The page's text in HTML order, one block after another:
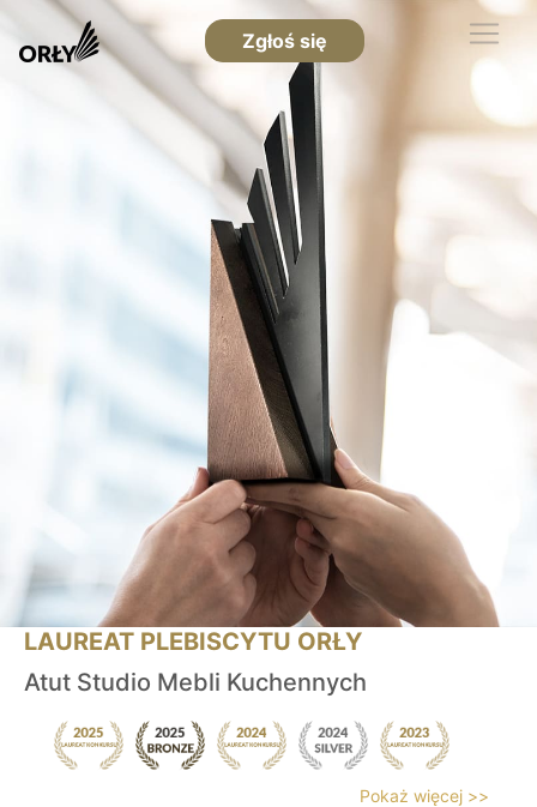
Zgłoś się
LAUREAT PLEBISCYTU ORŁY
Atut Studio Mebli Kuchennych
Pokaż więcej >>